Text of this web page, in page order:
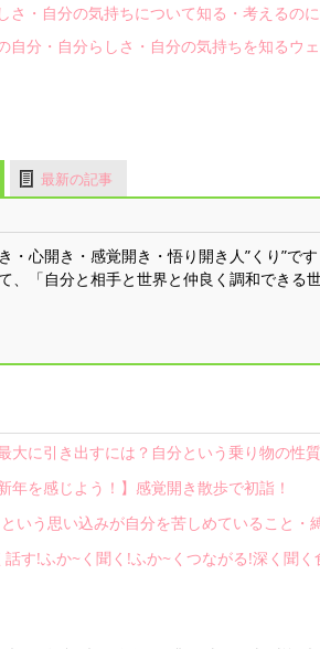
さ・自分の気持ちについて知る・考えるの
自分・自分らしさ・自分の気持ちを知るウ
最新の記事
・心開き・感覚開き・悟り開き人”くり”で
、「自分と相手と世界と仲良く調和できる
大に引き出すには？自分という乗り物の性
年を感じよう！】感覚開き散歩で初詣！
いう思い込みが自分を苦しめていること・
話す!ふか~く聞く!ふか~くつながる!深く